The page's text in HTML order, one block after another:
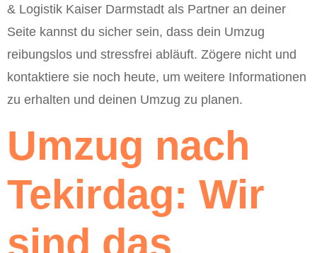
& Logistik Kaiser Darmstadt als Partner an deiner
Seite kannst du sicher sein, dass dein Umzug
reibungslos und stressfrei abläuft. Zögere nicht und
kontaktiere sie noch heute, um weitere Informationen
zu erhalten und deinen Umzug zu planen.
Umzug nach
Tekirdag: Wir
sind das